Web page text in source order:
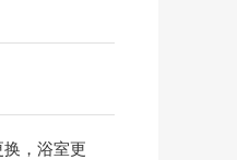
，浴室更